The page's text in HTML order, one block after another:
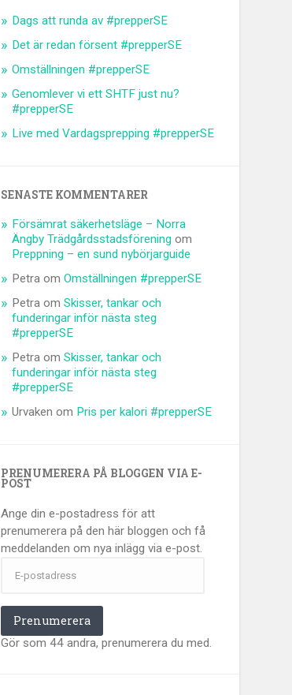
Dags att runda av #prepperSE
Det är redan försent #prepperSE
Omställningen #prepperSE
Genomlever vi ett SHTF just nu?
#prepperSE
Live med Vardagsprepping #prepperSE
SENASTE KOMMENTARER
Försämrat säkerhetsläge – Norra
Ängby Trädgårdsstadsförening om
Preppning – en sund nybörjarguide
Petra omOmställningen #prepperSE
Petra omSkisser, tankar och
funderingar inför nästa steg
#prepperSE
Petra omSkisser, tankar och
funderingar inför nästa steg
#prepperSE
Urvaken om Pris per kalori #prepperSE
PRENUMERERA PÅ BLOGGEN VIA E-
POST
Ange din e-postadress för att
prenumerera på den här bloggen och få
meddelanden om nya inlägg via e-post.
postadress
Prenumerera
Gör som 44 andra, prenumerera du med.